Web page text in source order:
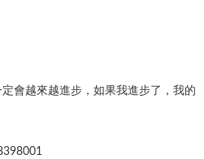
會越來越進步，如果我進步了，我的